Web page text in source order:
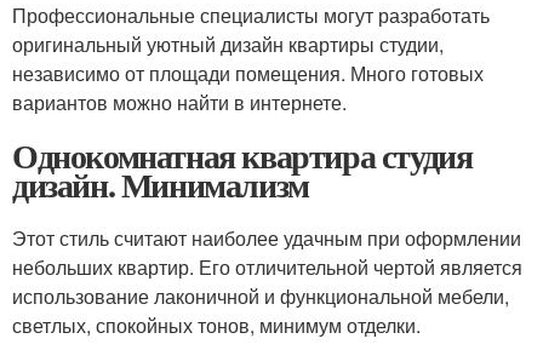
Профессиональные специалисты могут разработать
оригинальный уютный дизайн квартиры студии,
независимо от площади помещения. Много готовых
вариантов можно найти в интернете.
Однокомнатная квартира студия
дизайн. Минимализм
Этот стиль считают наиболее удачным при оформлении
небольших квартир. Его отличительной чертой является
использование лаконичной и функциональной мебели,
светлых, спокойных тонов, минимум отделки.